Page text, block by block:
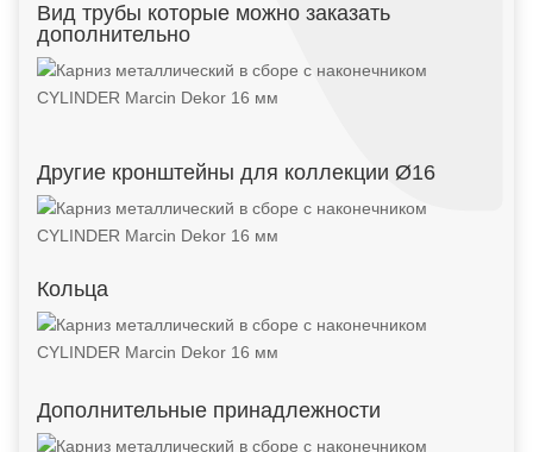
Вид трубы которые можно заказать
дополнительно
Другие кронштейны для коллекции Ø16
Кольца
Дополнительные принадлежности